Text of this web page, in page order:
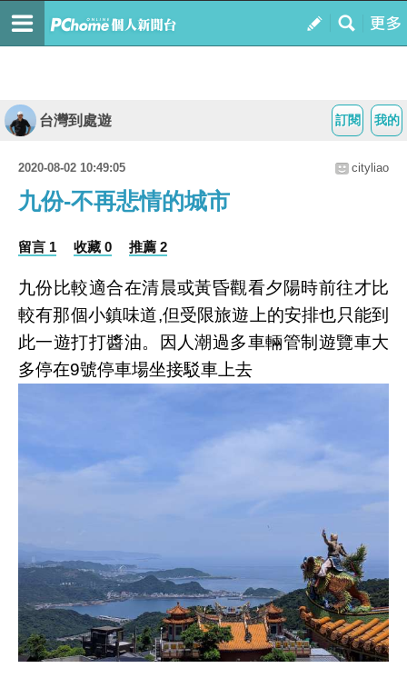
我的
訂閱
台灣到處遊
2020-08-02 10:49:05 cityliao
九份-不再悲情的城市
留言 1 收藏 0 推薦 2
九份比較適合在清晨或黃昏觀看夕陽時前往才比
較有那個小鎮味道,但受限旅遊上的安排也只能到
此一遊打打醬油。因人潮過多車輛管制遊覽車大
多停在9號停車場坐接駁車上去